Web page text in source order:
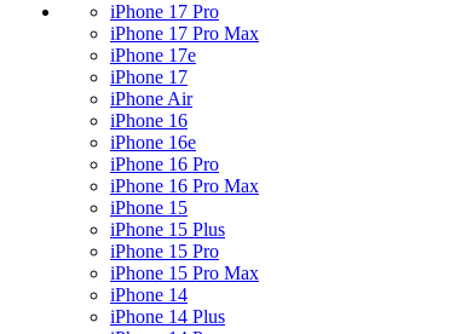
iPhone 17 Pro
iPhone 17 Pro Max
iPhone 17e
iPhone 17
iPhone Air
iPhone 16
iPhone 16e
iPhone 16 Pro
iPhone 16 Pro Max
iPhone 15
iPhone 15 Plus
iPhone 15 Pro
iPhone 15 Pro Max
iPhone 14
iPhone 14 Plus